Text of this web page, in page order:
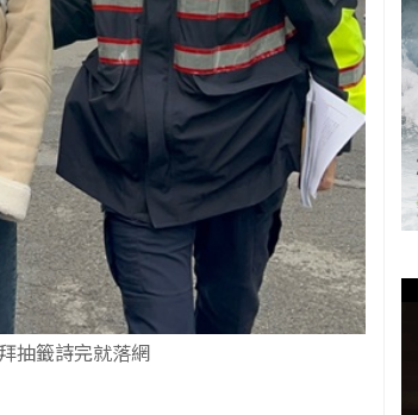
抽籤詩完就落網